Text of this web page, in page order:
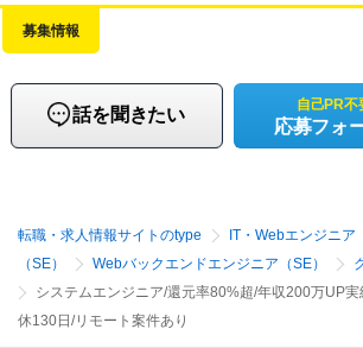
募集情報
話を聞きたい 自己PR不
応募フォ
転職・求人情報サイトのtype IT・Webエンジニア
（SE）
Webバックエンドエンジニア（SE）
システムエンジニア/還元率80%超/年収200万UP
休130日/リモート案件あり